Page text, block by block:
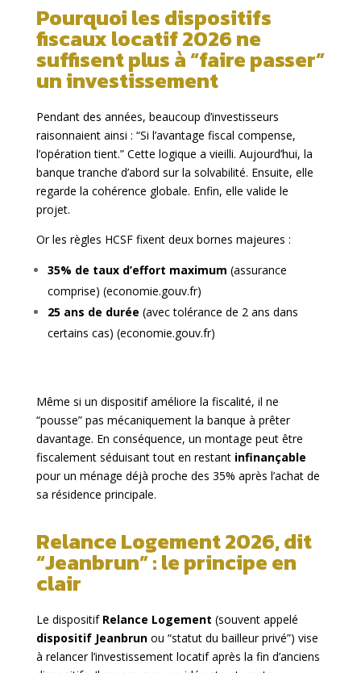
Pourquoi les dispositifs
fiscaux locatif 2026 ne
suffisent plus à “faire passer”
un investissement
Pendant des années, beaucoup d’investisseurs
raisonnaient ainsi : “Si l’avantage fiscal compense,
l’opération tient.” Cette logique a vieilli. Aujourd’hui, la
banque tranche d’abord sur la solvabilité. Ensuite, elle
regarde la cohérence globale. Enfin, elle valide le
projet.
Or les règles HCSF fixent deux bornes majeures :
35% de taux d’effort maximum (assurance
comprise) (economie.gouv.fr)
25 ans de durée (avec tolérance de 2 ans dans
certains cas) (economie.gouv.fr)
Même si un dispositif améliore la fiscalité, il ne
“pousse” pas mécaniquement la banque à prêter
davantage. En conséquence, un montage peut être
fiscalement séduisant tout en restant infinançable
pour un ménage déjà proche des 35% après l’achat de
sa résidence principale.
Relance Logement 2026, dit
“Jeanbrun” : le principe en
clair
Le dispositif Relance Logement (souvent appelé
dispositif Jeanbrunou “statut du bailleur privé”) vise
à relancer l’investissement locatif après la fin d’anciens